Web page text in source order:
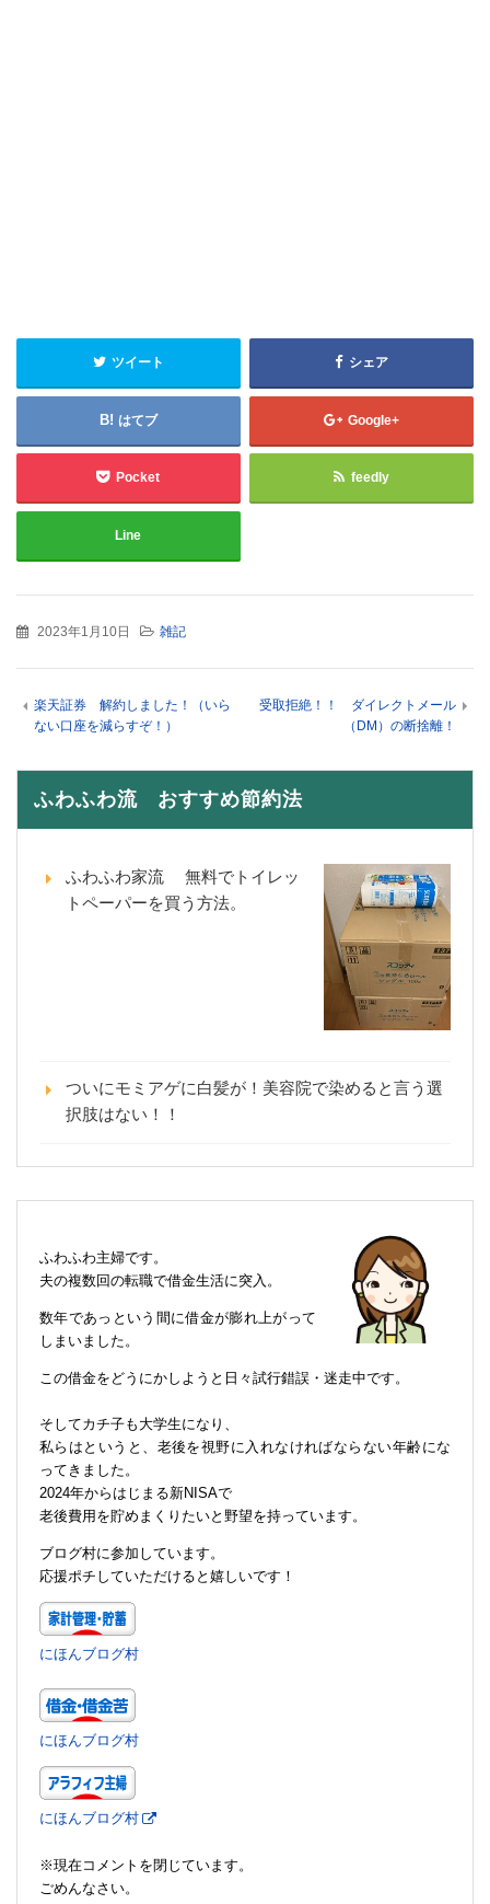
ツイート シェア
はてブ Google+
Pocket feedly
Line
2023年1月10日 雑記
楽天証券 解約しました！（いら
ない口座を減らすぞ！）
受取拒絶！！ ダイレクトメール
（DM）の断捨離！
ふわふわ流 おすすめ節約法
ふわふわ家流 無料でトイレッ
トペーパーを買う方法。
ついにモミアゲに白髪が！美容院で染めると言う選
択肢はない！！
ふわふわ主婦です。
夫の複数回の転職で借金生活に突入。
数年であっという間に借金が膨れ上がって
しまいました。
この借金をどうにかしようと日々試行錯誤・迷走中です。
そしてカチ子も大学生になり、
私らはというと、老後を視野に入れなければならない年齢にな
ってきました。
2024年からはじまる新NISAで
老後費用を貯めまくりたいと野望を持っています。
ブログ村に参加しています。
応援ポチしていただけると嬉しいです！
にほんブログ村
にほんブログ村
にほんブログ村
※現在コメントを閉じています。
ごめんなさい。